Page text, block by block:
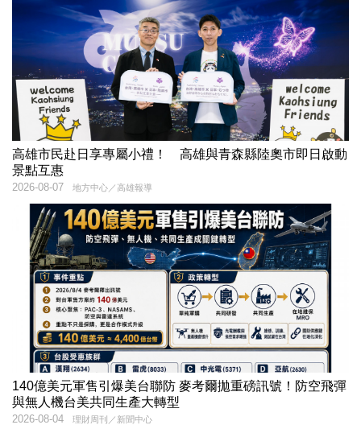
高雄市民赴日享專屬小禮！ 高雄與青森縣陸奧市即日啟動
景點互惠
地方中心／高雄報導
2026-08-07
140億美元軍售引爆美台聯防 麥考爾拋重磅訊號！防空飛彈
與無人機台美共同生產大轉型
理財周刊／新聞中心
2026-08-04